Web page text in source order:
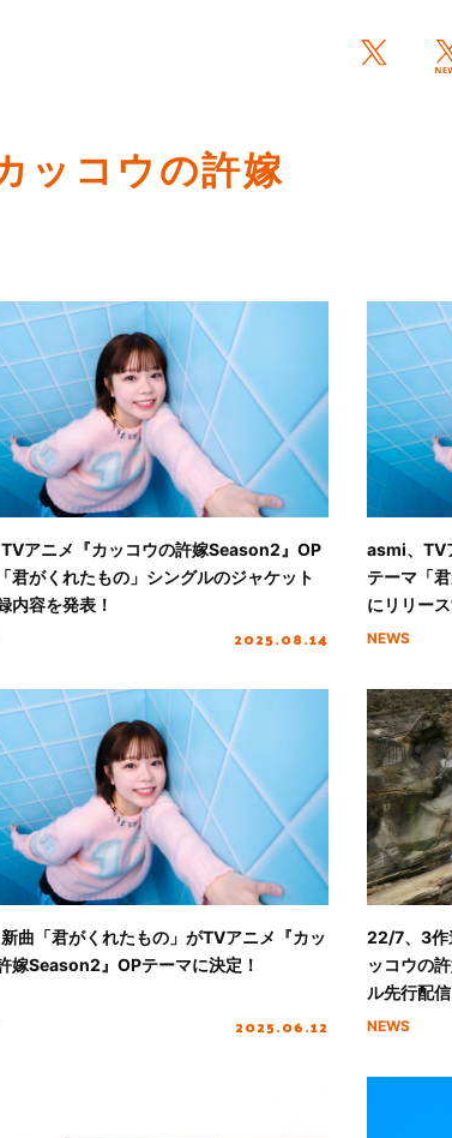
ッコウの許嫁
アニメ『カッコウの許嫁Season2』OP
君がくれたもの」シングルのジャケット
内容を発表！
2025.08.14
asmi、TV
テーマ「
にリリー
NEWS
曲「君がくれたもの」がTVアニメ『カッ
嫁Season2』OPテーマに決定！
2025.06.12
22/7、3作
ッコウの
ル先行配
NEWS